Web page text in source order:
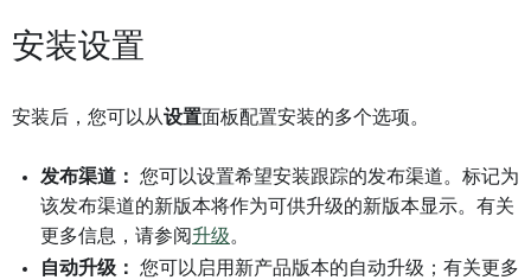
安装设置
安装后，您可以从设置面板配置安装的多个选项。
发布渠道：
您可以设置希望安装跟踪的发布渠道。标记为
该发布渠道的新版本将作为可供升级的新版本显示。有关
更多信息，请参阅 升级。
自动升级：
您可以启用新产品版本的自动升级；有关更多